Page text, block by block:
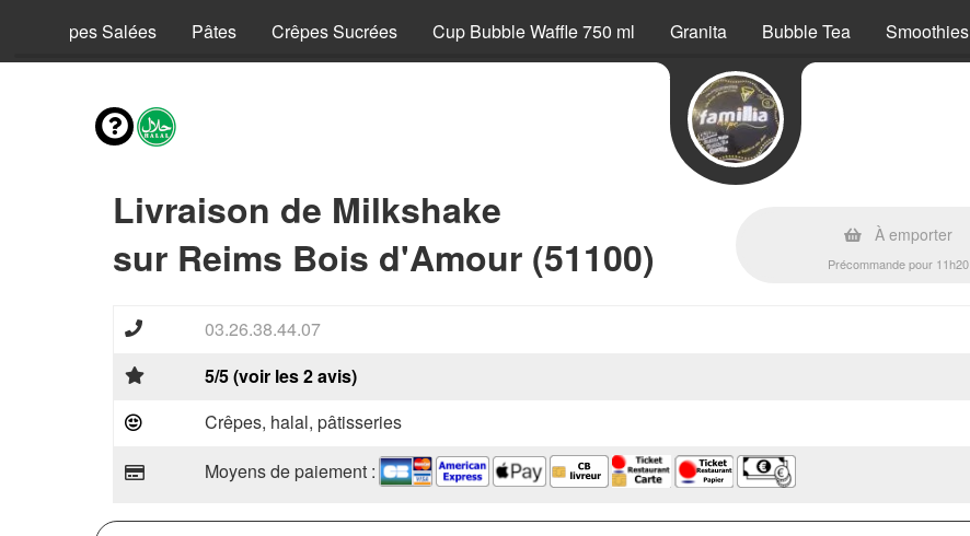
Crêpes Salées Pâtes Crêpes Sucrées Cup Bubble Waffle 750 ml Granita Bubble Tea Smoothies
Livraison de Milkshake
sur Reims Bois d'Amour (51100)
À emporter
Précommande pour 11h20
03.26.38.44.07
5/5 (voir les 2 avis)
Crêpes, halal, pâtisseries
Moyens de paiement :